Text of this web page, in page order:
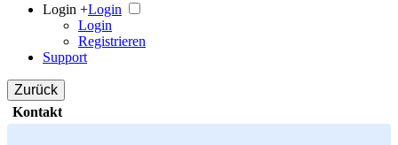
Login +Login
Login
Registrieren
Support
Zurück
Kontakt